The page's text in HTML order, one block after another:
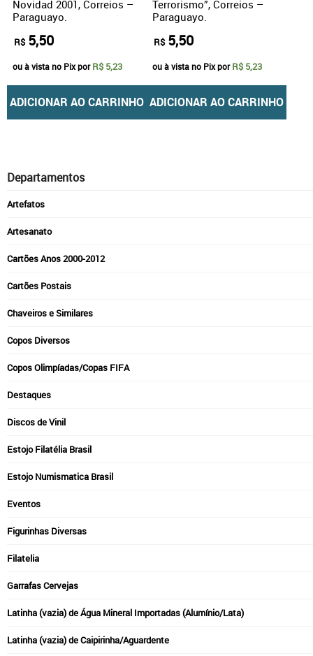
Novidad 2001, Correios –
Paraguayo.
R$ 5,50
ou à vista no Pix porR$ 5,23
ADICIONAR AO CARRINHO
Terrorismo”, Correios –
Paraguayo.
R$ 5,50
ou à vista no Pix porR$ 5,23
ADICIONAR AO CARRINHO
Departamentos
Artefatos
Artesanato
Cartões Anos 2000-2012
Cartões Postais
Chaveiros e Similares
Copos Diversos
Copos Olimpíadas/Copas FIFA
Destaques
Discos de Vinil
Estojo Filatélia Brasil
Estojo Numismatica Brasil
Eventos
Figurinhas Diversas
Filatelia
Garrafas Cervejas
Latinha (vazia) de Água Mineral Importadas (Alumínio/Lata)
Latinha (vazia) de Caipirinha/Aguardente